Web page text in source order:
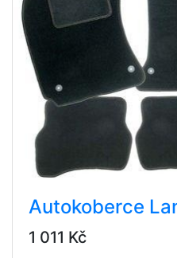
Autokoberce
1 011 Kč